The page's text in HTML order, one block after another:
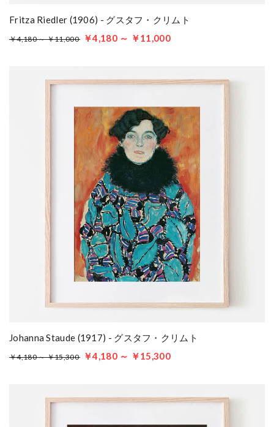
Fritza Riedler (1906) - グスタフ・クリムト
￥4,180 ～ ￥11,000 ￥4,180 ～ ￥11,000
Johanna Staude (1917) - グスタフ・クリムト
￥4,180 ～ ￥15,300 ￥4,180 ～ ￥15,300